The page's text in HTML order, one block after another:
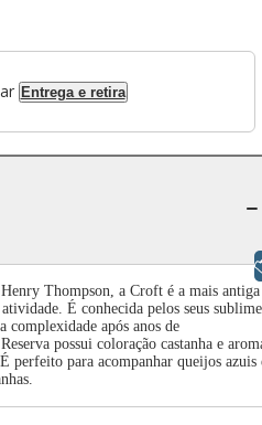
Entrega e retira
Thompson, a Croft é a mais antiga
É conhecida pelos seus
complexidade após anos de
possui coloração castanha e
perfeito para acompanhar queijos azuis
Libras